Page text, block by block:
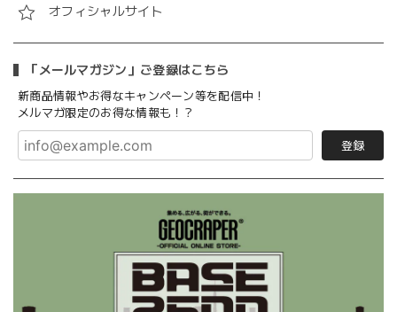
オフィシャルサイト
「メールマガジン」ご登録はこちら
新商品情報やお得なキャンペーン等を配信中！
メルマガ限定のお得な情報も！？
登録